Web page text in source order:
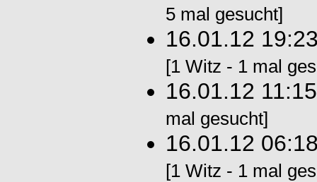
5 mal gesucht]
16.01.12
[1 Witz - 1 mal
16.01.12
mal gesucht]
16.01.12
[1 Witz - 1 mal